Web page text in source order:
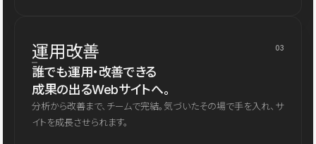
運用改善 03
誰でも運用・改善できる
成果の出るWebサイトへ。
分析から改善まで、チームで完結。気づいたその場で手を入れ、サ
イトを成長させられます。